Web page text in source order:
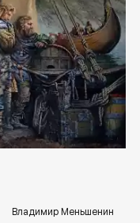
ekb.rakovgallery.ru
Владимир Меньшенин